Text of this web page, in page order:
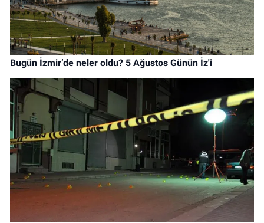
Bugün İzmir’de neler oldu? 5 Ağustos Günün İz'i